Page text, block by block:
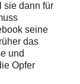
sie dann für
seine
das
und
Opfer